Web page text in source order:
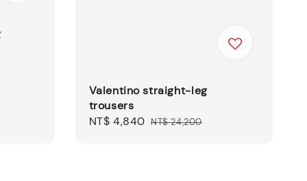
Valentino straight-leg
trousers
Sale
NT$ 4,840 Regular
NT$ 24,200